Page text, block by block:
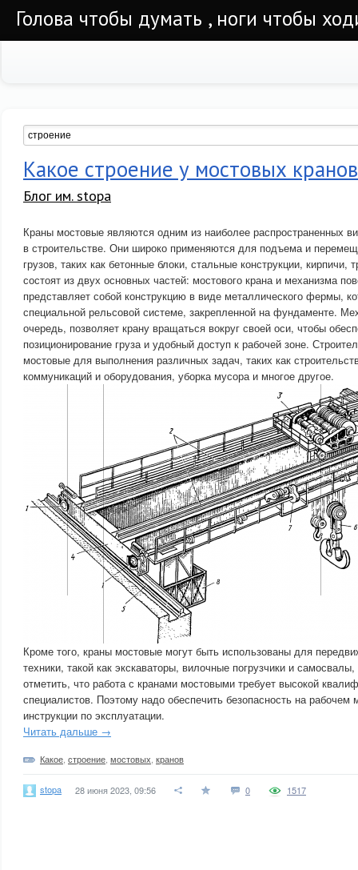
Голова чтобы думать , ноги чтобы
Какое строение у мостовых кранов
Блог им. stopa
Краны мостовые являются одним из наиболее распространенных
в строительстве. Они широко применяются для подъема и
грузов, таких как бетонные блоки, стальные конструкции, кирпичи,
состоят из двух основных частей: мостового крана и механизма
представляет собой конструкцию в виде металлического фермы,
специальной рельсовой системе, закрепленной на фундаменте.
очередь, позволяет крану вращаться вокруг своей оси, чтобы
позиционирование груза и удобный доступ к рабочей зоне.
мостовые для выполнения различных задач, таких как
коммуникаций и оборудования, уборка мусора и многое другое.
Кроме того, краны мостовые могут быть использованы для
техники, такой как экскаваторы, вилочные погрузчики и
отметить, что работа с кранами мостовыми требует высокой
специалистов. Поэтому надо обеспечить безопасность на рабочем
инструкции по эксплуатации.
Читать дальше →
Какое строение мостовых кранов
stopa 28 июня 2023, 09:56 0 1517